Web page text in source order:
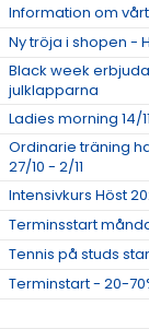
Information om
Ny tröja i shopen -
Black week
julklapparna
Ladies morning 14/
Ordinarie träning
27/10 - 2/11
Intensivkurs Höst
Terminsstart
Tennis på studs
Terminstart - 20-